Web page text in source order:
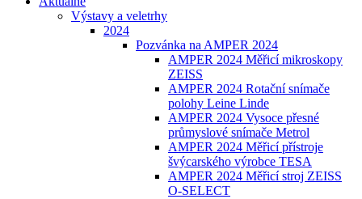
Výstavy a veletrhy
2024
Pozvánka na AMPER 2024
AMPER 2024 Měřicí mikroskopy
ZEISS
AMPER 2024 Rotační snímače
polohy Leine Linde
AMPER 2024 Vysoce přesné
průmyslové snímače Metrol
AMPER 2024 Měřicí přístroje
švýcarského výrobce TESA
AMPER 2024 Měřicí stroj ZEISS
O-SELECT